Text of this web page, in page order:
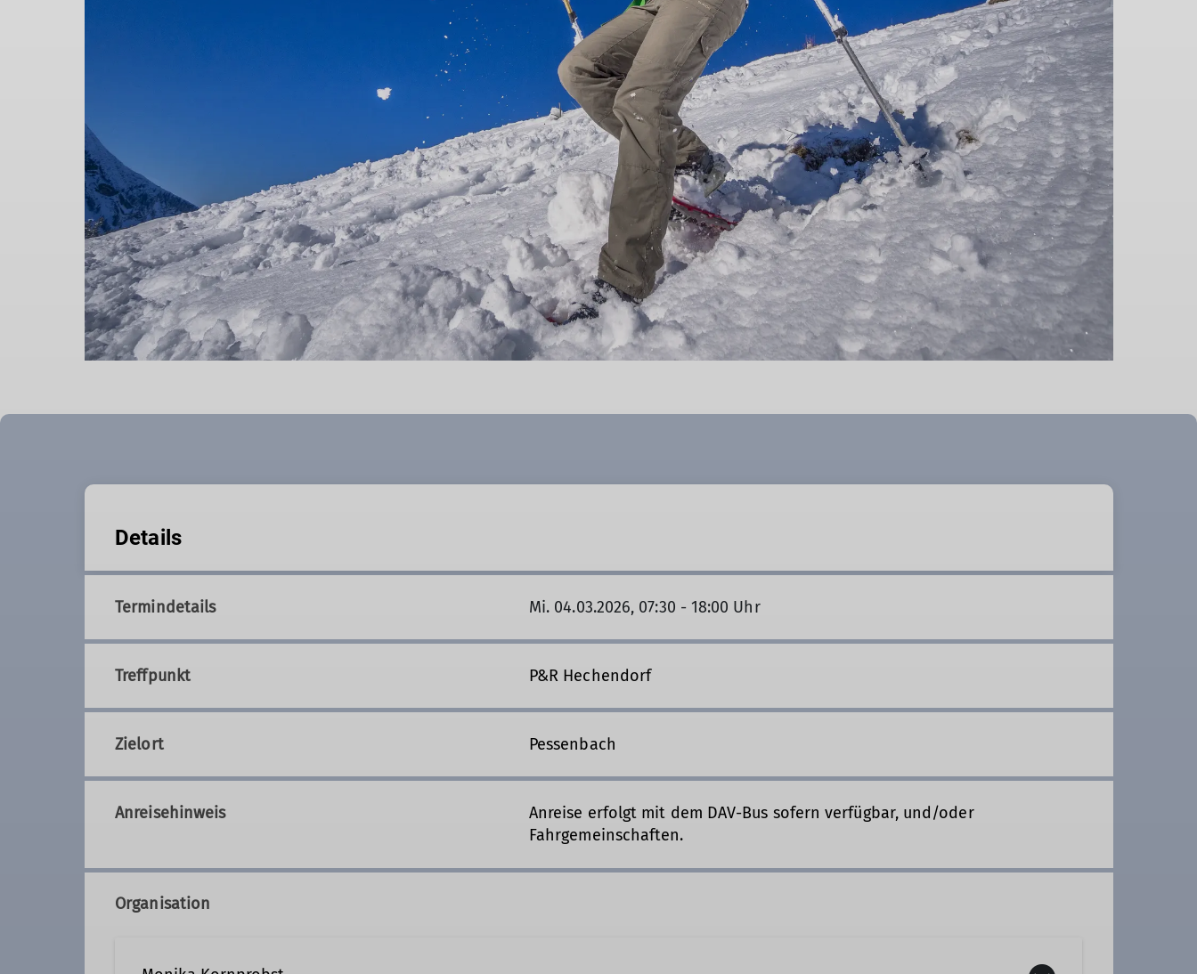
Details
Termindetails Mi. 04.03.2026, 07:30 - 18:00 Uhr
Treffpunkt P&R Hechendorf
Zielort Pessenbach
Anreisehinweis
Anreise erfolgt mit dem DAV-Bus sofern verfügbar, und/oder
Fahrgemeinschaften.
Organisation